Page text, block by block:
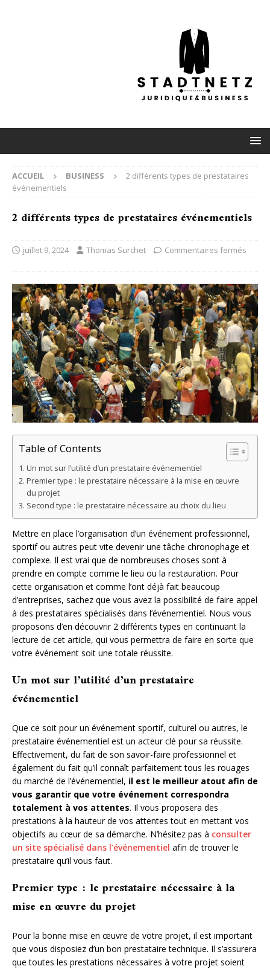
ACCUEIL BUSINESS
2 différents types de prestataires
événementiels
2 différents types de prestataires événementiels
juillet 9, 2024 Thomas Surchet Commentaires fermés
Table of Contents
Un mot sur l’utilité d’un prestataire événementiel
Premier type : le prestataire nécessaire à la mise en œuvre
du projet
Second type : le prestataire nécessaire au choix du lieu
Mettre en place l’organisation d’un événement professionnel,
sportif ou autres peut vite devenir une tâche chronophage et
complexe. Il est vrai que de nombreuses choses sont à
prendre en compte comme le lieu ou la restauration. Pour
cette organisation et comme l’ont déjà fait beaucoup
d’entreprises, sachez que vous avez la possibilité de faire appel
à des prestataires spécialisés dans l’événementiel. Nous vous
proposons d’en découvrir 2 différents types en continuant la
lecture de cet article, qui vous permettra de faire en sorte que
votre événement soit une totale réussite.
Un mot sur l’utilité d’un prestataire
événementiel
Que ce soit pour un événement sportif, culturel ou autres, le
prestataire événementiel est un acteur clé pour sa réussite.
Effectivement, du fait de son savoir-faire professionnel et
également du fait qu’il connaît parfaitement tous les rouages
du marché de l’événementiel, il est le meilleur atout afin de
vous garantir que votre événement correspondra
totalement à vos attentes. Il vous proposera des
prestations à la hauteur de vos attentes tout en mettant vos
objectifs au cœur de sa démarche. N’hésitez pas à consulter
un site spécialisé dans l’événementiel afin de trouver le
prestataire qu’il vous faut.
Premier type : le prestataire nécessaire à la
mise en œuvre du projet
Pour la bonne mise en œuvre de votre projet, il est important
que vous disposiez d’un bon prestataire technique. Il s’assurera
que toutes les prestations nécessaires à votre projet soient